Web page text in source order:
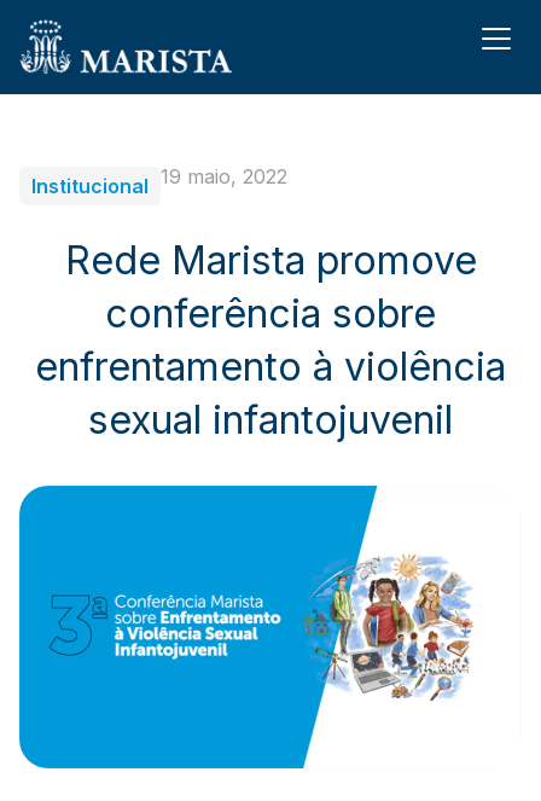
Institucional 19 maio, 2022
Rede Marista promove
conferência sobre
enfrentamento à violência
sexual infantojuvenil